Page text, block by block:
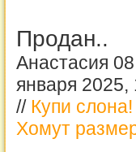
Продан..
Анастасия 08
января 2025,
// Купи слона!
Хомут